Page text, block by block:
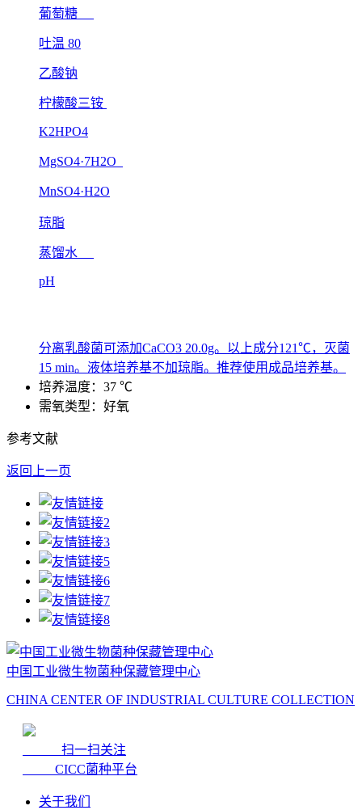
葡萄糖
吐温 80
乙酸钠
柠檬酸三铵
K2HPO4
MgSO4·7H2O
MnSO4·H2O
琼脂
蒸馏水
pH
分离乳酸菌可添加CaCO3 20.0g。以上成分121℃，灭菌
15 min。液体培养基不加琼脂。推荐使用成品培养基。
培养温度：37 ℃
需氧类型：好氧
参考文献
返回上一页
中国工业微生物菌种保藏管理中心
CHINA CENTER OF INDUSTRIAL CULTURE COLLECTION
扫一扫关注
CICC菌种平台
关于我们